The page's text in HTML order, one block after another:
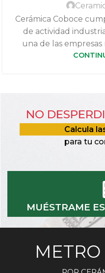
Cerámica Coboce
de actividad
una de las
NO
Calcula
para tu
MUÉSTRAME